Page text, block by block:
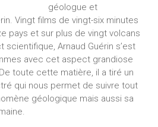
géologue et
Vingt films de vingt-six minutes
pays et sur plus de vingt volcans
scientifique, Arnaud Guérin s’est
avec cet aspect grandiose
toute cette matière, il a tiré un
qui nous permet de suivre tout
géologique mais aussi sa